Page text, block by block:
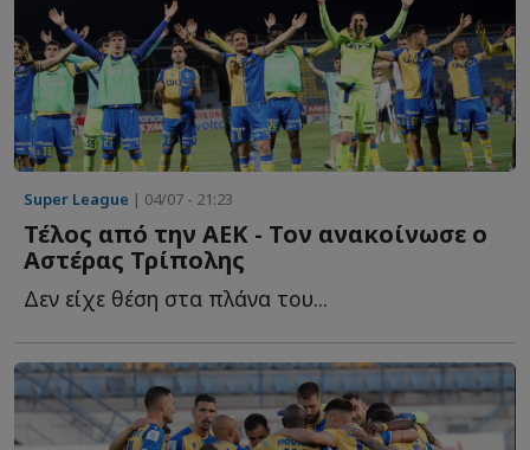
Super League | 04/07 - 21:23
Τέλος από την ΑΕΚ - Τον ανακοίνωσε ο
Αστέρας Τρίπολης
Δεν είχε θέση στα πλάνα του...